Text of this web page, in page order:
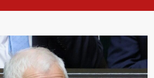
świat